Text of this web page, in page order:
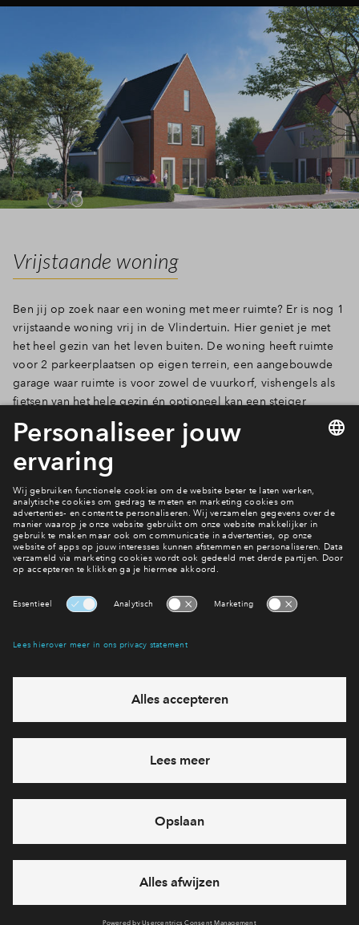
Vrijstaande woning
Ben jij op zoek naar een woning met meer ruimte? Er is nog 1
vrijstaande woning vrij in de Vlindertuin. Hier geniet je met
het heel gezin van het leven buiten. De woning heeft ruimte
voor 2 parkeerplaatsen op eigen terrein, een aangebouwde
garage waar ruimte is voor zowel de vuurkorf, vishengels als
fietsen van het hele gezin én optioneel kan een steiger
worden aangelegd, zodat je vanuit de tuin zo in je bootje
stapt om een rondje te gaan varen.
Klinkt dit als iets voor jou?
Bekijk de woning
Heb je een vraag en wil je direct antwoord? Bel ons op
feestdagen)
vandaag gesloten, vrijdag zijn we vanaf
bereikbaar
via chat en telefoon
Cookies
Over BPD
Privacy statement